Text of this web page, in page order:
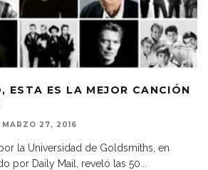
ESTA ES LA MEJOR CANCIÓN
MARZO 27, 2016
la Universidad de Goldsmiths, en
por Daily Mail, reveló las 50